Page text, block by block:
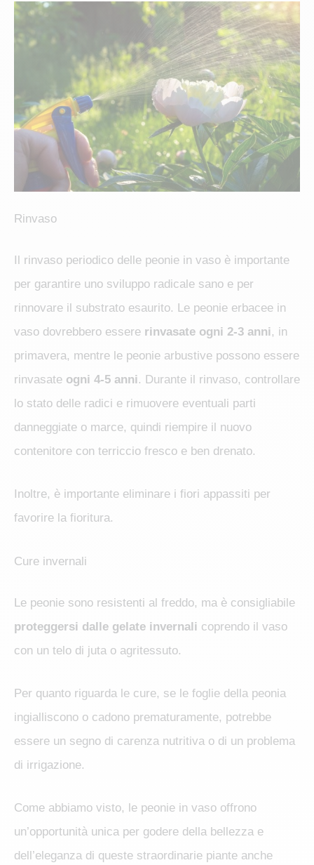
Rinvaso
Il rinvaso periodico delle peonie in vaso è importante
per garantire uno sviluppo radicale sano e per
rinnovare il substrato esaurito. Le peonie erbacee in
vaso dovrebbero essere rinvasate ogni 2-3 anni, in
primavera, mentre le peonie arbustive possono essere
rinvasate ogni 4-5 anni. Durante il rinvaso, controllare
lo stato delle radici e rimuovere eventuali parti
danneggiate o marce, quindi riempire il nuovo
contenitore con terriccio fresco e ben drenato.
Inoltre, è importante eliminare i fiori appassiti per
favorire la fioritura.
Cure invernali
Le peonie sono resistenti al freddo, ma è consigliabile
proteggersi dalle gelate invernali coprendo il vaso
con un telo di juta o agritessuto.
Per quanto riguarda le cure, se le foglie della peonia
ingialliscono o cadono prematuramente, potrebbe
essere un segno di carenza nutritiva o di un problema
di irrigazione.
Come abbiamo visto, le peonie in vaso offrono
un’opportunità unica per godere della bellezza e
dell’eleganza di queste straordinarie piante anche